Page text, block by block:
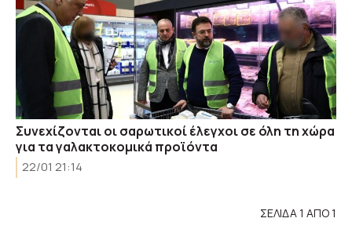
Συνεχίζονται οι σαρωτικοί έλεγχοι σε όλη τη χώρα
για τα γαλακτοκομικά προϊόντα
22/01 21:14
ΣΕΛΙΔΑ 1 ΑΠΟ 1